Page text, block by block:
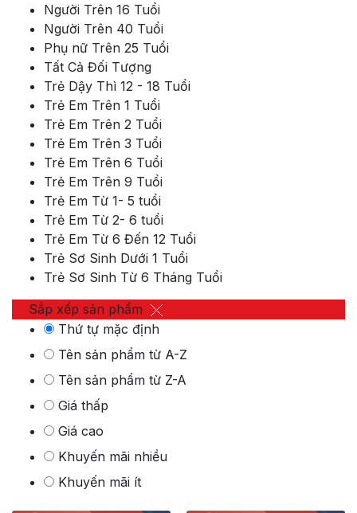
Người Trên 16 Tuổi
Người Trên 40 Tuổi
Phụ nữ Trên 25 Tuổi
Tất Cả Đối Tượng
Trẻ Dậy Thì 12 - 18 Tuổi
Trẻ Em Trên 1 Tuổi
Trẻ Em Trên 2 Tuổi
Trẻ Em Trên 3 Tuổi
Trẻ Em Trên 6 Tuổi
Trẻ Em Trên 9 Tuổi
Trẻ Em Từ 1- 5 tuổi
Trẻ Em Từ 2- 6 tuổi
Trẻ Em Từ 6 Đến 12 Tuổi
Trẻ Sơ Sinh Dưới 1 Tuổi
Trẻ Sơ Sinh Từ 6 Tháng Tuổi
Sắp xếp sản phẩm
Thứ tự mặc định
Tên sản phẩm từ A-Z
Tên sản phẩm từ Z-A
Giá thấp
Giá cao
Khuyến mãi nhiều
Khuyến mãi ít